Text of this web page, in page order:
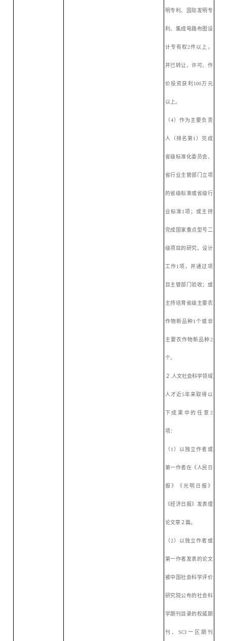
明专利、国际发明专
利、集成电路布图设
计专有权2件以上，
并已转让、许可、作
价投资获利100万元
以上。
（4）作为主要负责
人（排名第1）完成
省级标准化委员会、
省行业主管部门立项
的省级标准或省级行
业标准1项；或主持
完成国家重点型号二
级项目的研究、设计
工作1项，并通过项
目主管部门验收；或
主持培育省级主要农
作物新品种1个或非
主要农作物新品种2
个。
２ .人文社会科学领域
人才近5年来取得以
下成果中的任意2
项：
（ 1）以独立作者或
第一作者在《人民日
报》《光明日报》
《经济日报》发表理
论文章２篇。
（2）以独立作者或
第一作者发表的论文
被中国社会科学评价
研究院公布的社会科
学期刊目录的权威期
刊、SCI一区期刊